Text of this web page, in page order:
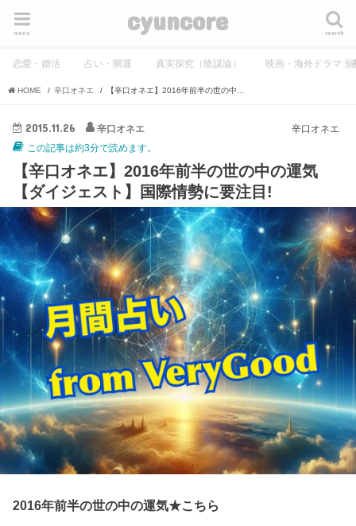
cyuncore search
menu
恋愛・婚活 占い・開運 真実探究（陰謀論） 映画・海外ドラマ・
HOME 辛口オネエ
辛口オネエ
2015.11.26
辛口オネエ
この記事は約3分で読めます。
【辛口オネエ】2016年前半の世の中の運気
【ダイジェスト】国際情勢に要注目!
2016年前半の世の中の運気★こちら